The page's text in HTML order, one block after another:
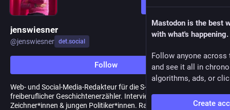
Follow
jenswiesner
@jenswiesner det.social
Follow
Web- und Social-Media-Redakteur für die S-Bahn Berlin &
freiberuflicher Geschichtenerzähler. Interviews mit Comic-
Zeichner*innen & jungen Politiker*innen. Rache für Boris
Mastodon is the best
with what's happening.
Follow anyone across
and see it all in
algorithms, ads, or
Create